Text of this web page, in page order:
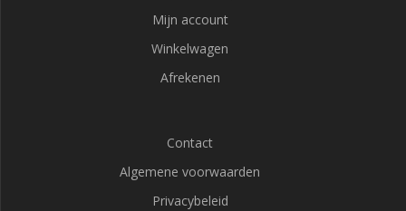
Mijn account
Winkelwagen
Afrekenen
Contact
Algemene voorwaarden
Privacybeleid